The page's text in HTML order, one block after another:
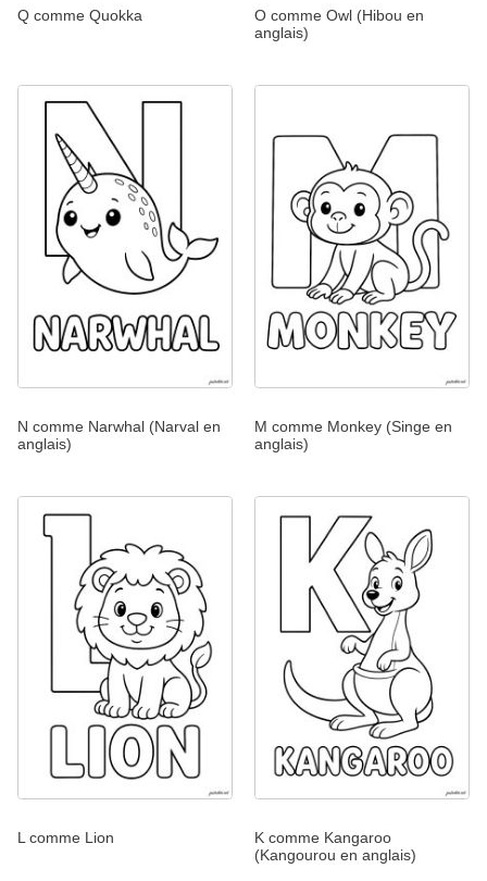
Q comme Quokka
O comme Owl (Hibou en
anglais)
N comme Narwhal (Narval en
anglais)
M comme Monkey (Singe en
anglais)
L comme Lion
K comme Kangaroo
(Kangourou en anglais)